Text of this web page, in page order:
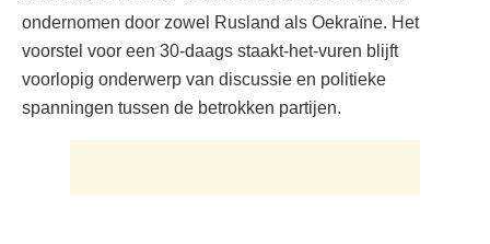
ondernomen door zowel Rusland als Oekraïne. Het
voorstel voor een 30-daags staakt-het-vuren blijft
voorlopig onderwerp van discussie en politieke
spanningen tussen de betrokken partijen.